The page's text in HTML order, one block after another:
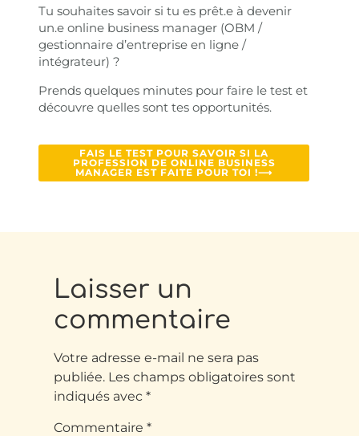
Tu souhaites savoir si tu es prêt.e à devenir
un.e online business manager (OBM /
gestionnaire d’entreprise en ligne /
intégrateur) ?
Prends quelques minutes pour faire le test et
découvre quelles sont tes opportunités.
FAIS LE TEST POUR SAVOIR SI LA
PROFESSION DE ONLINE BUSINESS
MANAGER EST FAITE POUR TOI !⟶
Laisser un
commentaire
Votre adresse e-mail ne sera pas
publiée. Les champs obligatoires sont
indiqués avec*
Commentaire*